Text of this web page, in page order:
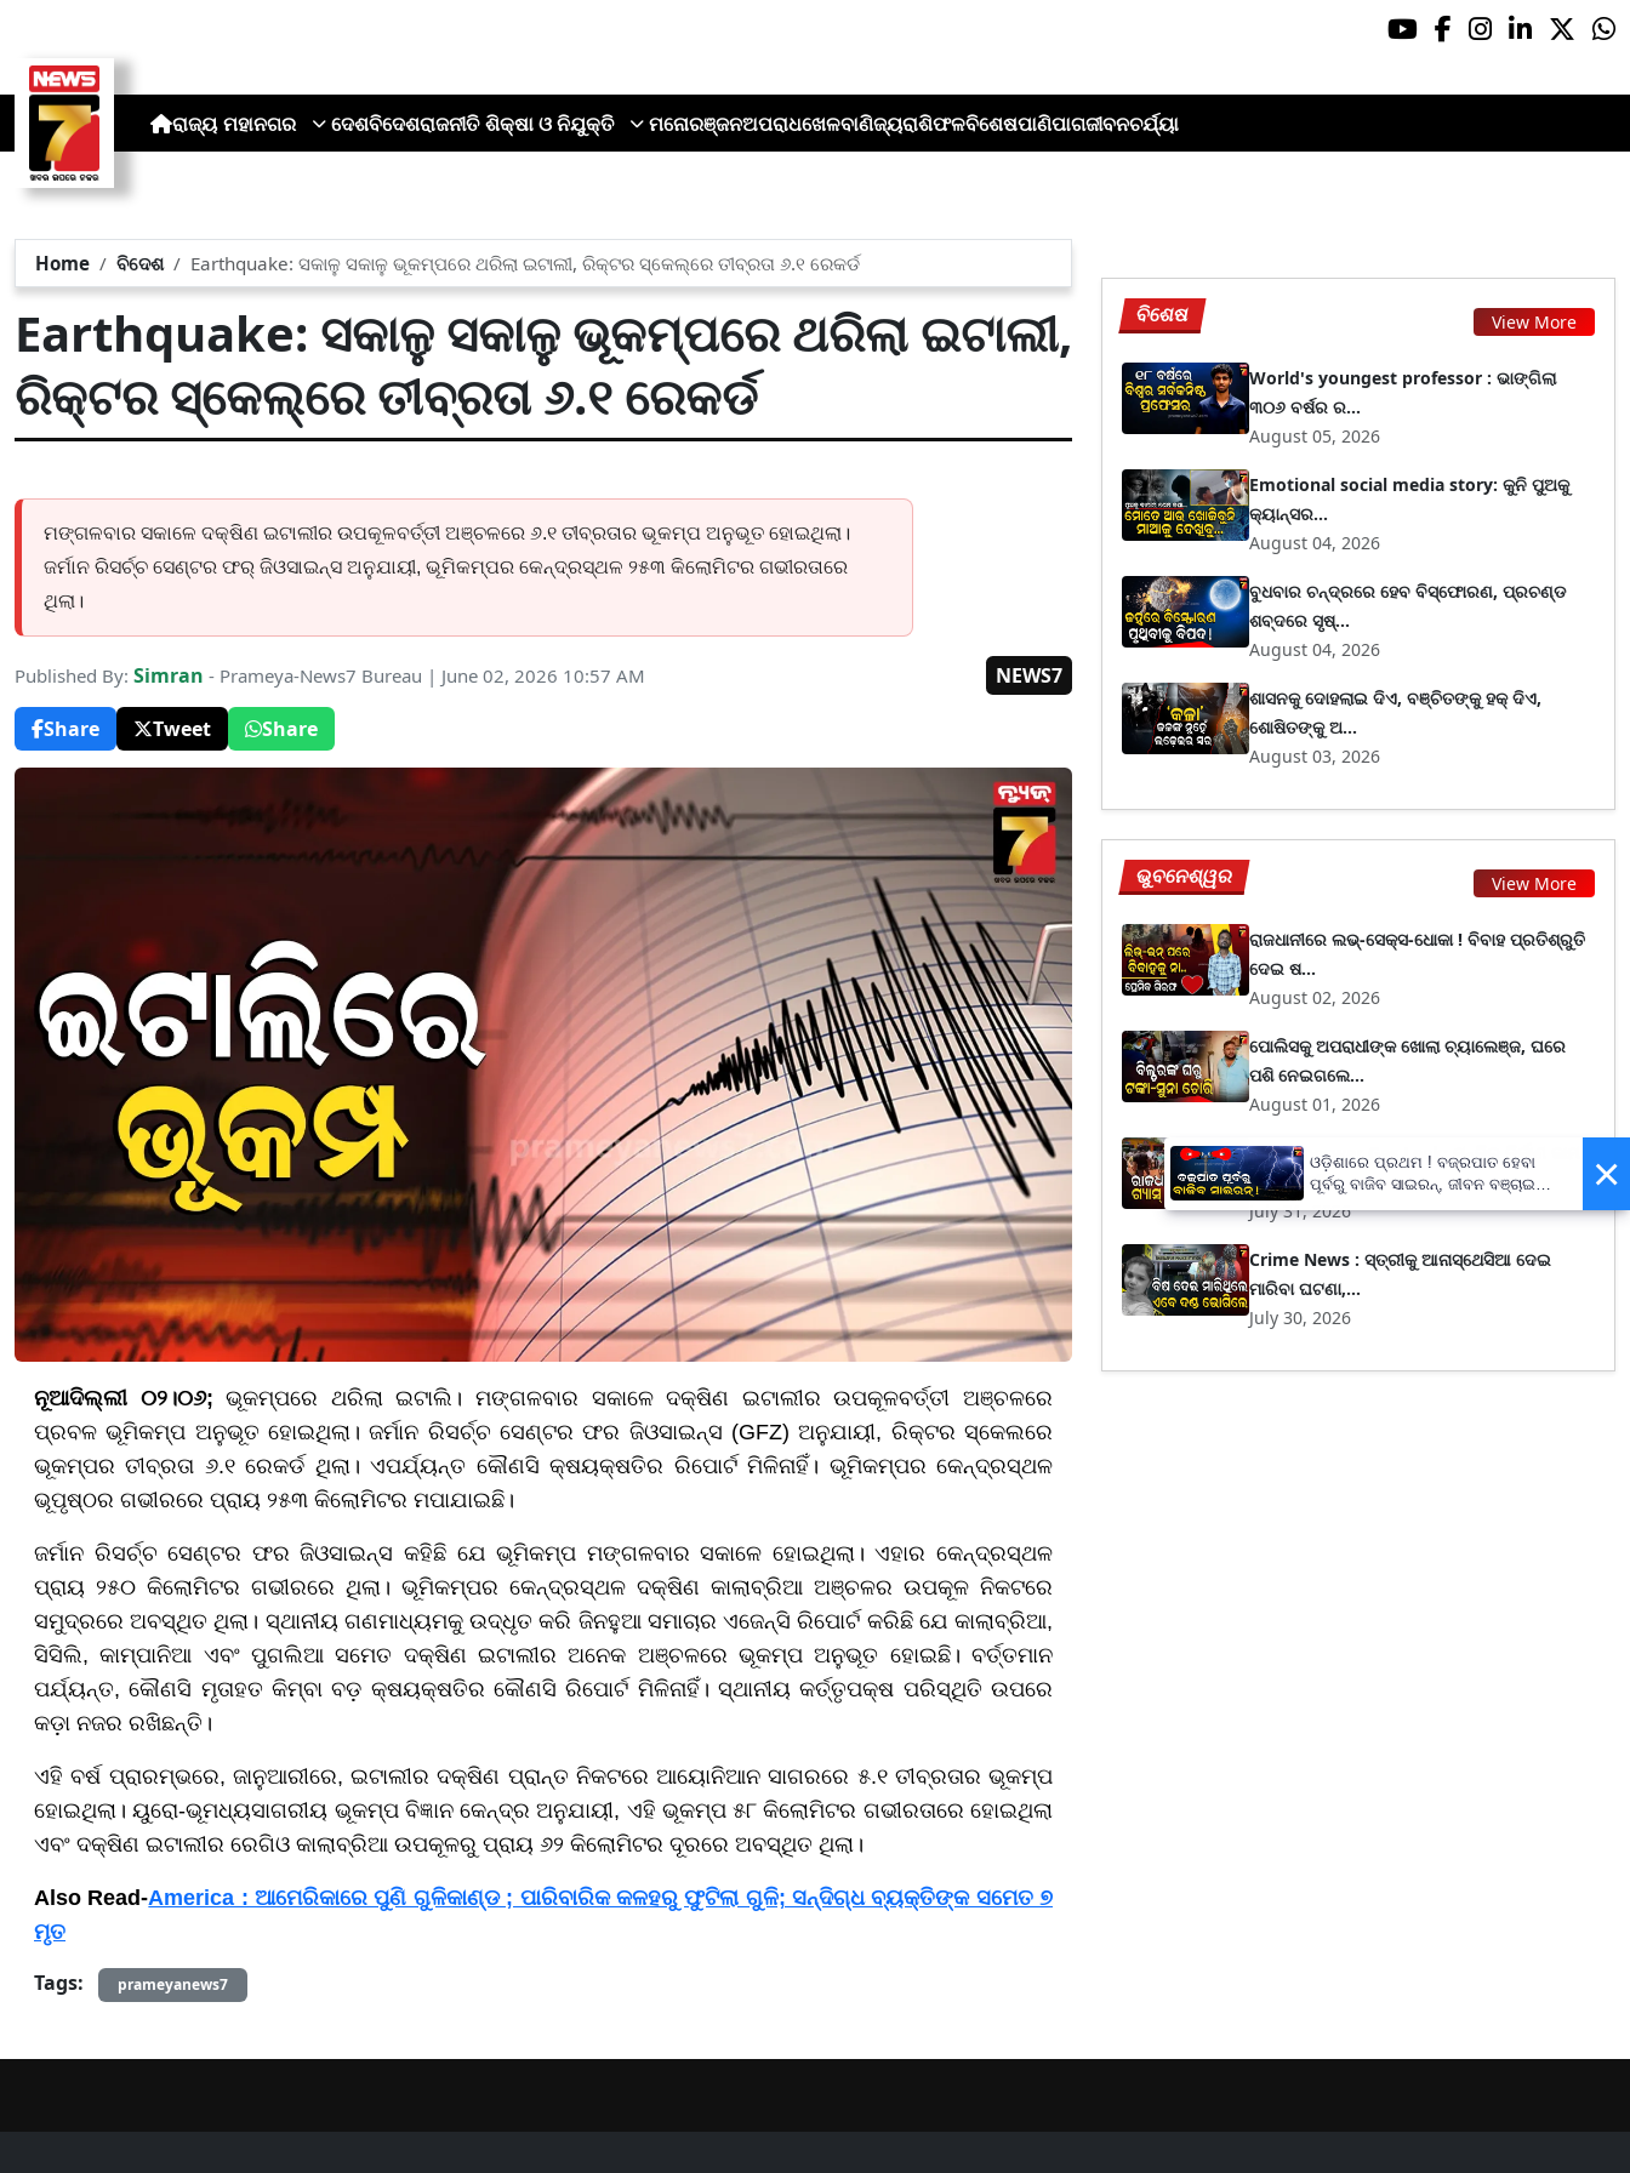
ରାଜ୍ୟ ମହାନଗର ଦେଶବିଦେଶରାଜନୀତି ଶିକ୍ଷା ଓ ନିଯୁକ୍ତି ମନୋରଞ୍ଜନଅପରାଧଖେଳବାଣିଜ୍ୟରାଶିଫଳବିଶେଷପାଣିପାଗଜୀବନଚର୍ଯ୍ୟା
Home ବିଦେଶ Earthquake: ସକାଳୁ ସକାଳୁ ଭୂକମ୍ପରେ ଥରିଲା ଇଟାଲୀ, ରିକ୍ଟର ସ୍କେଲ୍‌ରେ ତୀବ୍ରତା ୬.୧ ରେକର୍ଡ
Earthquake: ସକାଳୁ ସକାଳୁ ଭୂକମ୍ପରେ ଥରିଲା ଇଟାଲୀ,
ରିକ୍ଟର ସ୍କେଲ୍‌ରେ ତୀବ୍ରତା ୬.୧ ରେକର୍ଡ
ମଙ୍ଗଳବାର ସକାଳେ ଦକ୍ଷିଣ ଇଟାଲୀର ଉପକୂଳବର୍ତ୍ତୀ ଅଞ୍ଚଳରେ ୬.୧ ତୀବ୍ରତାର ଭୂକମ୍ପ ଅନୁଭୂତ ହୋଇଥିଲା।
ଜର୍ମାନ ରିସର୍ଚ୍ଚ ସେଣ୍ଟର ଫର୍ ଜିଓସାଇନ୍ସ ଅନୁଯାୟୀ, ଭୂମିକମ୍ପର କେନ୍ଦ୍ରସ୍ଥଳ ୨୫୩ କିଲୋମିଟର ଗଭୀରତାରେ
ଥିଲା।
Published By: Simran - Prameya-News7 Bureau | June 02, 2026 10:57 AM
NEWS7
Share
Tweet Share
ନୂଆଦିଲ୍ଲୀ ୦୨।୦୬; ଭୂକମ୍ପରେ ଥରିଲା ଇଟାଲି। ମଙ୍ଗଳବାର ସକାଳେ ଦକ୍ଷିଣ ଇଟାଲୀର ଉପକୂଳବର୍ତ୍ତୀ ଅଞ୍ଚଳରେ
ପ୍ରବଳ ଭୂମିକମ୍ପ ଅନୁଭୂତ ହୋଇଥିଲା। ଜର୍ମାନ ରିସର୍ଚ୍ଚ ସେଣ୍ଟର ଫର ଜିଓସାଇନ୍ସ (GFZ) ଅନୁଯାୟୀ, ରିକ୍ଟର ସ୍କେଲରେ
ଭୂକମ୍ପର ତୀବ୍ରତା ୬.୧ ରେକର୍ଡ ଥିଲା। ଏପର୍ଯ୍ୟନ୍ତ କୌଣସି କ୍ଷୟକ୍ଷତିର ରିପୋର୍ଟ ମିଳିନାହିଁ। ଭୂମିକମ୍ପର କେନ୍ଦ୍ରସ୍ଥଳ
ଭୂପୃଷ୍ଠର ଗଭୀରରେ ପ୍ରାୟ ୨୫୩ କିଲୋମିଟର ମପାଯାଇଛି।
ଜର୍ମାନ ରିସର୍ଚ୍ଚ ସେଣ୍ଟର ଫର ଜିଓସାଇନ୍ସ କହିଛି ଯେ ଭୂମିକମ୍ପ ମଙ୍ଗଳବାର ସକାଳେ ହୋଇଥିଲା। ଏହାର କେନ୍ଦ୍ରସ୍ଥଳ
ପ୍ରାୟ ୨୫୦ କିଲୋମିଟର ଗଭୀରରେ ଥିଲା। ଭୂମିକମ୍ପର କେନ୍ଦ୍ରସ୍ଥଳ ଦକ୍ଷିଣ କାଲାବ୍ରିଆ ଅଞ୍ଚଳର ଉପକୂଳ ନିକଟରେ
ସମୁଦ୍ରରେ ଅବସ୍ଥିତ ଥିଲା। ସ୍ଥାନୀୟ ଗଣମାଧ୍ୟମକୁ ଉଦ୍ଧୃତ କରି ଜିନହୁଆ ସମାଚାର ଏଜେନ୍ସି ରିପୋର୍ଟ କରିଛି ଯେ କାଲାବ୍ରିଆ,
ସିସିଲି, କାମ୍ପାନିଆ ଏବଂ ପୁଗଲିଆ ସମେତ ଦକ୍ଷିଣ ଇଟାଲୀର ଅନେକ ଅଞ୍ଚଳରେ ଭୂକମ୍ପ ଅନୁଭୂତ ହୋଇଛି। ବର୍ତ୍ତମାନ
ପର୍ଯ୍ୟନ୍ତ, କୌଣସି ମୃତାହତ କିମ୍ବା ବଡ଼ କ୍ଷୟକ୍ଷତିର କୌଣସି ରିପୋର୍ଟ ମିଳିନାହିଁ। ସ୍ଥାନୀୟ କର୍ତ୍ତୃପକ୍ଷ ପରିସ୍ଥିତି ଉପରେ
କଡ଼ା ନଜର ରଖିଛନ୍ତି।
ଏହି ବର୍ଷ ପ୍ରାରମ୍ଭରେ, ଜାନୁଆରୀରେ, ଇଟାଲୀର ଦକ୍ଷିଣ ପ୍ରାନ୍ତ ନିକଟରେ ଆୟୋନିଆନ ସାଗରରେ ୫.୧ ତୀବ୍ରତାର ଭୂକମ୍ପ
ହୋଇଥିଲା। ୟୁରୋ-ଭୂମଧ୍ୟସାଗରୀୟ ଭୂକମ୍ପ ବିଜ୍ଞାନ କେନ୍ଦ୍ର ଅନୁଯାୟୀ, ଏହି ଭୂକମ୍ପ ୫୮ କିଲୋମିଟର ଗଭୀରତାରେ ହୋଇଥିଲା
ଏବଂ ଦକ୍ଷିଣ ଇଟାଲୀର ରେଗିଓ କାଲାବ୍ରିଆ ଉପକୂଳରୁ ପ୍ରାୟ ୬୨ କିଲୋମିଟର ଦୂରରେ ଅବସ୍ଥିତ ଥିଲା।
Also Read-America : ଆମେରିକାରେ ପୁଣି ଗୁଳିକାଣ୍ଡ ; ପାରିବାରିକ କଳହରୁ ଫୁଟିଲା ଗୁଳି; ସନ୍ଦିଗ୍ଧ ବ୍ୟକ୍ତିଙ୍କ ସମେତ ୭
ମୃତ
Tags: prameyanews7
ବିଶେଷ View More
World's youngest professor : ଭାଙ୍ଗିଲା
୩୦୬ ବର୍ଷର ର...
August 05, 2026
Emotional social media story: କୁନି ପୁଅକୁ
କ୍ୟାନ୍ସର...
August 04, 2026
ବୁଧବାର ଚନ୍ଦ୍ରରେ ହେବ ବିସ୍ଫୋରଣ, ପ୍ରଚଣ୍ଡ
ଶବ୍ଦରେ ସୃଷ୍...
August 04, 2026
ଶାସନକୁ ଦୋହଲାଇ ଦିଏ, ବଞ୍ଚିତଙ୍କୁ ହକ୍ ଦିଏ,
ଶୋଷିତଙ୍କୁ ଅ...
August 03, 2026
ଭୁବନେଶ୍ୱର View More
ରାଜଧାନୀରେ ଲଭ୍-ସେକ୍ସ-ଧୋକା ! ବିବାହ ପ୍ରତିଶ୍ରୁତି
ଦେଇ ଷ...
August 02, 2026
ପୋଲିସକୁ ଅପରାଧୀଙ୍କ ଖୋଲା ଚ୍ୟାଲେଞ୍ଜ, ଘରେ
ପଶି ନେଇଗଲେ...
August 01, 2026
Bhubaneswar Gas Leak: ମନ୍ଦିର ନିର୍ମାଣ କାମ
ବେଳେ ଫାଟି...
July 31, 2026
Crime News : ସ୍ତ୍ରୀକୁ ଆନାସ୍ଥେସିଆ ଦେଇ
ମାରିବା ଘଟଣା,...
July 30, 2026
×
ଓଡ଼ିଶାରେ ପ୍ରଥମ ! ବଜ୍ରପାତ ହେବା
ପୂର୍ବରୁ ବାଜିବ ସାଇରନ୍, ଜୀବନ ବଞ୍ଚାଇବା